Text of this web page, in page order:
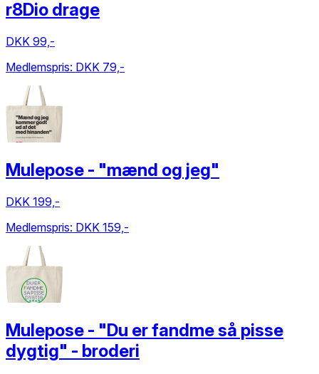
r8Dio drage
DKK 99,-
Medlemspris: DKK 79,-
Mulepose - "mænd og jeg"
DKK 199,-
Medlemspris: DKK 159,-
Mulepose - "Du er fandme så pisse
dygtig" - broderi